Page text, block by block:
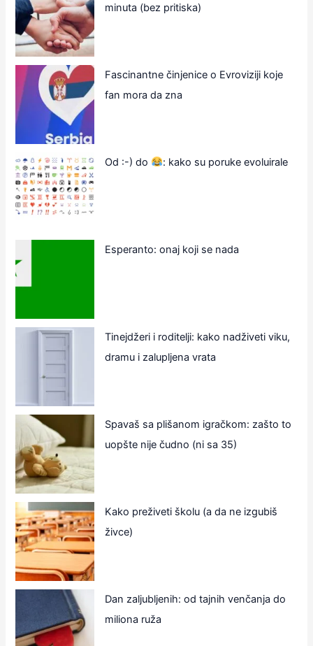
minuta (bez pritiska)
Fascinantne činjenice o Evroviziji koje
fan mora da zna
Od :-) do : kako su poruke evoluirale
Esperanto: onaj koji se nada
Tinejdžeri i roditelji: kako nadživeti viku,
dramu i zalupljena vrata
Spavaš sa plišanom igračkom: zašto to
uopšte nije čudno (ni sa 35)
Kako preživeti školu (a da ne izgubiš
živce)
Dan zaljubljenih: od tajnih venčanja do
miliona ruža